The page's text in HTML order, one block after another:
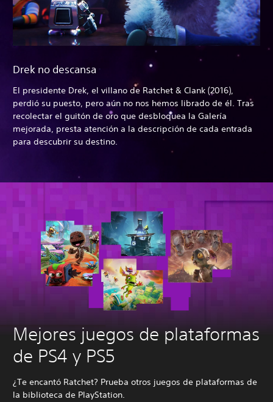
Drek no descansa
El presidente Drek, el villano de Ratchet & Clank (2016),
perdió su puesto, pero aún no nos hemos librado de él. Tras
recolectar el guitón de oro que desbloquea la Galería
mejorada, presta atención a la descripción de cada entrada
para descubrir su destino.
Mejores juegos de plataformas
de PS4 y PS5
¿Te encantó Ratchet? Prueba otros juegos de plataformas de
la biblioteca de PlayStation.